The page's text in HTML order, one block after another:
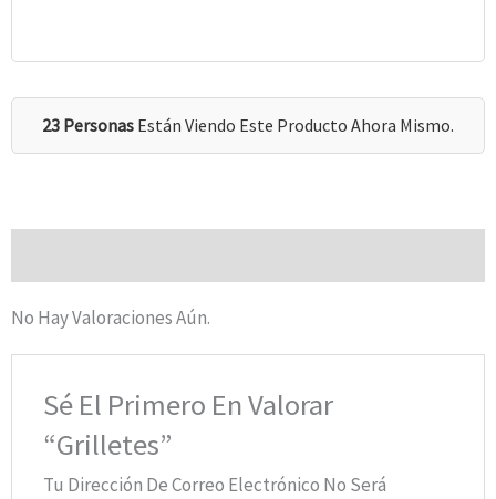
23 Personas Están Viendo Este Producto Ahora Mismo.
No Hay Valoraciones Aún.
Sé El Primero En Valorar
“Grilletes”
Tu Dirección De Correo Electrónico No Será